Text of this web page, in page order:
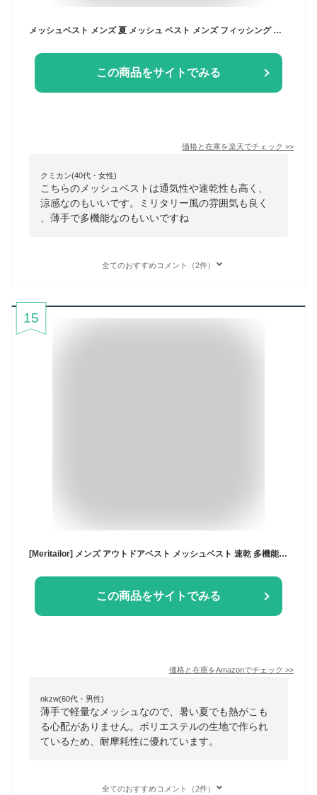
メッシュベスト メンズ 夏 メッシュ ベスト メンズ フィッシング メンズ ベスト 夏 ポケット メッシュ ベスト メンズ 春夏 メッシュ 上着 メッシュベスト サマーベスト 通気 速乾 涼感 涼しい ミリタリー 前開き 多機能 薄手 夏ベスト ライトアウター 作業着
この商品をサイトでみる
価格と在庫を楽天でチェック >>
クミカン(40代・女性)
こちらのメッシュベストは通気性や速乾性も高く、
涼感なのもいいです。ミリタリー風の雰囲気も良く
、薄手で多機能なのもいいですね
全てのおすすめコメント（2件）
15
[Meritailor] メンズ アウトドアベスト メッシュベスト 速乾 多機能 フィッシングベスト 軽量 薄手 撥水 UVカット チョッキ サマージャケット 前開き ノースリーブ カジュアル 大きいサイズ お釣り 登山 通勤 撮影用 父の日 プレゼント (L, グレー)
この商品をサイトでみる
価格と在庫をAmazonでチェック >>
nkzw(60代・男性)
薄手で軽量なメッシュなので、暑い夏でも熱がこも
る心配がありません。ポリエステルの生地で作られ
ているため、耐摩耗性に優れています。
全てのおすすめコメント（2件）